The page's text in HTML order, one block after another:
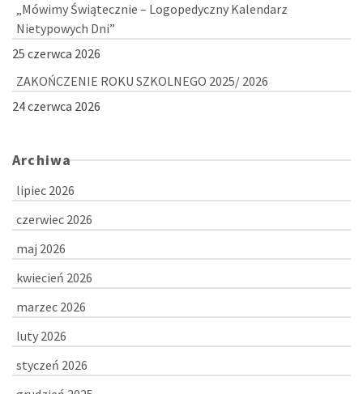
„Mówimy Świątecznie – Logopedyczny Kalendarz
Nietypowych Dni”
25 czerwca 2026
ZAKOŃCZENIE ROKU SZKOLNEGO 2025/ 2026
24 czerwca 2026
Archiwa
lipiec 2026
czerwiec 2026
maj 2026
kwiecień 2026
marzec 2026
luty 2026
styczeń 2026